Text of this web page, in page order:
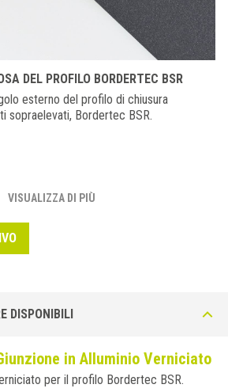
DEL PROFILO BORDERTEC BSR
esterno del profilo di chiusura
sopraelevati, Bordertec BSR.
VISUALIZZA DI PIÙ
DISPONIBILI
in Alluminio Verniciato
per il profilo Bordertec BSR.